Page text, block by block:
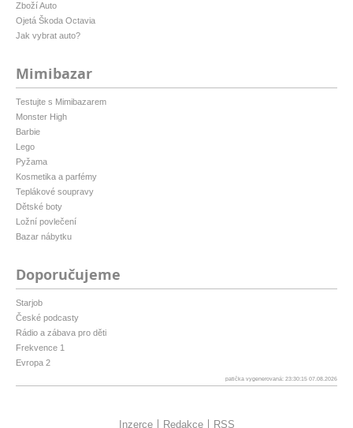
Zboží Auto
Ojetá Škoda Octavia
Jak vybrat auto?
Mimibazar
Testujte s Mimibazarem
Monster High
Barbie
Lego
Pyžama
Kosmetika a parfémy
Teplákové soupravy
Dětské boty
Ložní povlečení
Bazar nábytku
Doporučujeme
Starjob
České podcasty
Rádio a zábava pro děti
Frekvence 1
Evropa 2
patička vygenerovaná: 23:30:15 07.08.2026
Inzerce Redakce RSS